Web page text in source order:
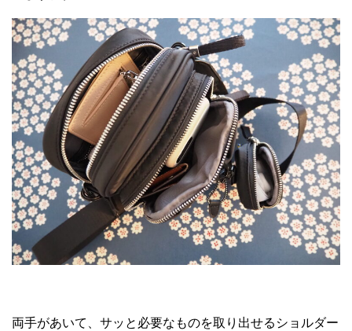
両手があいて、サッと必要なものを取り出せるショルダー